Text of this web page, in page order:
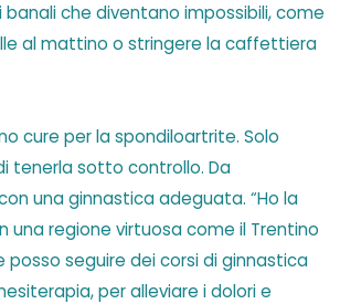
che diventano impossibili, come
al mattino o stringere la caffettiera
cure per la spondiloartrite. Solo
tenerla sotto controllo. Da
una ginnastica adeguata. “Ho la
una regione virtuosa come il Trentino
posso seguire dei corsi di ginnastica
per alleviare i dolori e